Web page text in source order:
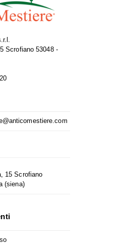
Scrofiano 53048 -
15 Scrofiano
(siena)